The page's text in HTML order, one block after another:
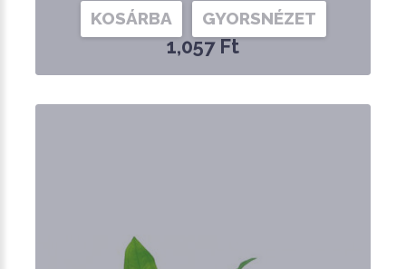
1,057 Ft
KOSÁRBA GYORSNÉZET